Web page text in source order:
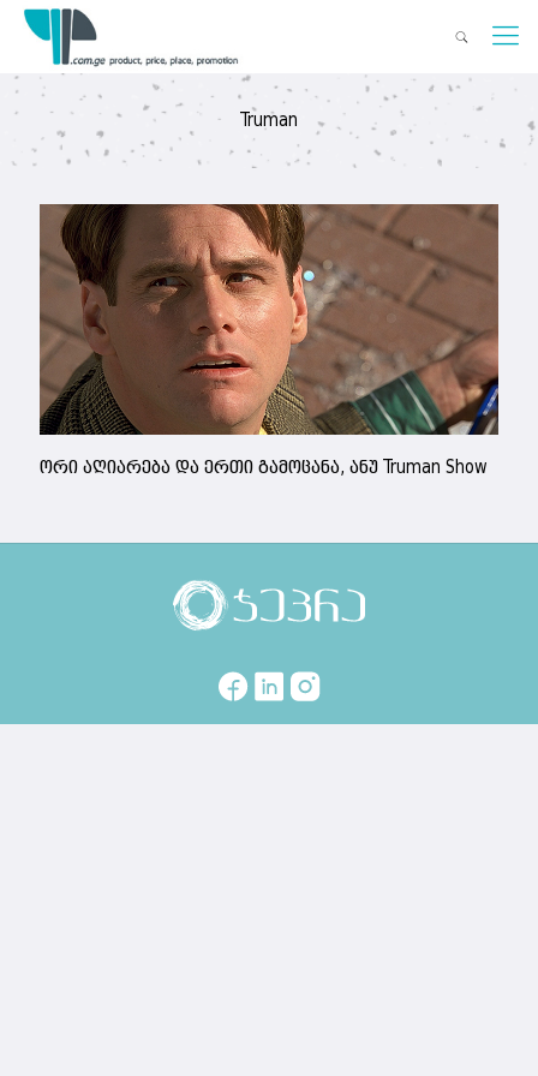
Truman
ორი აღიარება და ერთი გამოცანა, ანუ Truman Show